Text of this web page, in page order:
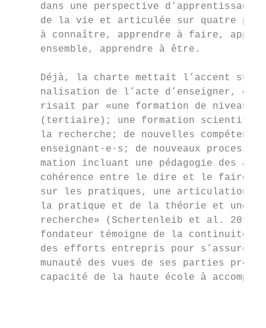
dans une perspective d’apprentissage
de la vie et articulée sur quatre
à connaître, apprendre à faire,
ensemble, apprendre à être.
Déjà, la charte mettait l’accent sur
nalisation de l’acte d’enseigner, ce
risait par «une formation de niveau
(tertiaire); une formation
la recherche; de nouvelles
enseignant·e·s; de nouveaux
mation incluant une pédagogie des
cohérence entre le dire et le faire,
sur les pratiques, une articulation
la pratique et de la théorie et une
recherche» (Schertenleib et al.
fondateur témoigne de la continuité
des efforts entrepris pour
munauté des vues de ses parties
capacité de la haute école à